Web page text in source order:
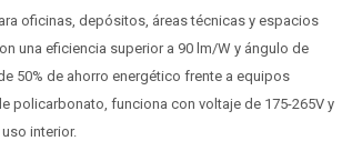
oficinas, depósitos, áreas técnicas y espacios
una eficiencia superior a 90 lm/W y ángulo de
50% de ahorro energético frente a equipos
policarbonato, funciona con voltaje de 175-265V y
interior.